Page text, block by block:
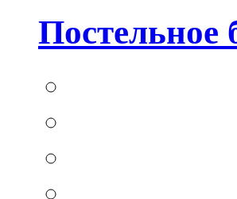
Постельное